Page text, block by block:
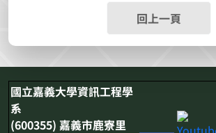
回上一頁
國立嘉義大學資訊工程學
系
(600355) 嘉義市鹿寮里